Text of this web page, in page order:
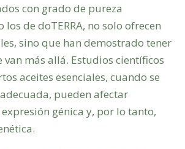
con grado de pureza
de doTERRA, no solo ofrecen
sino que han demostrado tener
más allá. Estudios científicos
aceites esenciales, cuando se
pueden afectar
génica y, por lo tanto,